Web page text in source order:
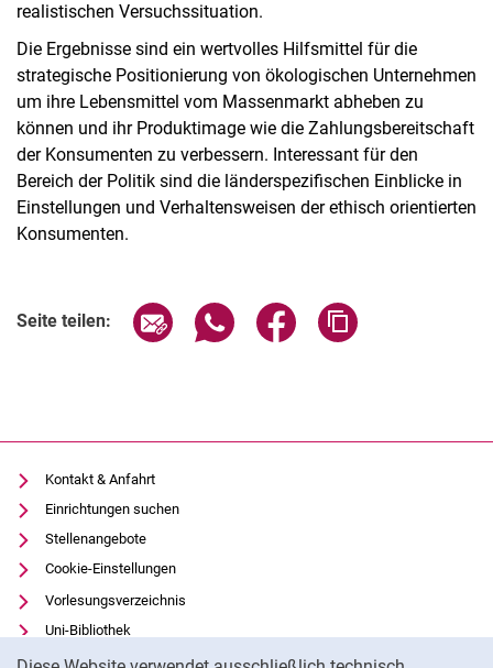
realistischen Versuchssituation.
Die Ergebnisse sind ein wertvolles Hilfsmittel für die
strategische Positionierung von ökologischen Unternehmen
um ihre Lebensmittel vom Massenmarkt abheben zu
können und ihr Produktimage wie die Zahlungsbereitschaft
der Konsumenten zu verbessern. Interessant für den
Bereich der Politik sind die länderspezifischen Einblicke in
Einstellungen und Verhaltensweisen der ethisch orientierten
Konsumenten.
Seite teilen: Seite über E-Mail teilen
Seite über WhatsApp teilen
Seite über Facebook
Kontakt & Anfahrt
Einrichtungen suchen
Stellenangebote
Cookie-Einstellungen
Vorlesungsverzeichnis
Uni-Bibliothek
Moodle